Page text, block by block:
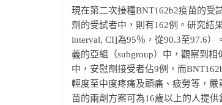
現在第二次接種BNT162b2疫苗的受
劑的受試者中，則有162例。研究結
interval, CI]為95％，從90.3至97.6）
義的亞組（subgroup）中，觀察到
中，安慰劑接受者佔9例，而
輕度至中度疼痛及頭痛、疲勞等，
苗的兩劑方案可為16歲以上的人提供